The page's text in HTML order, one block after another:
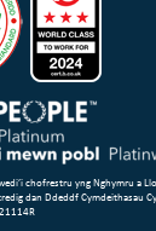
chofrestru yng Nghymru a
dan Ddeddf Cymdeithasau